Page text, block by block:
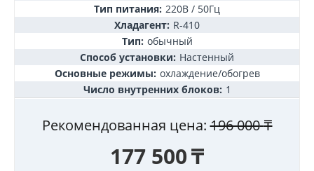
Тип питания: 220В / 50Гц
Хладагент: R-410
Тип: обычный
Способ установки: Настенный
Основные режимы: охлаждение/обогрев
Число внутренних блоков: 1
Рекомендованная цена: 196 000₸
177 500₸